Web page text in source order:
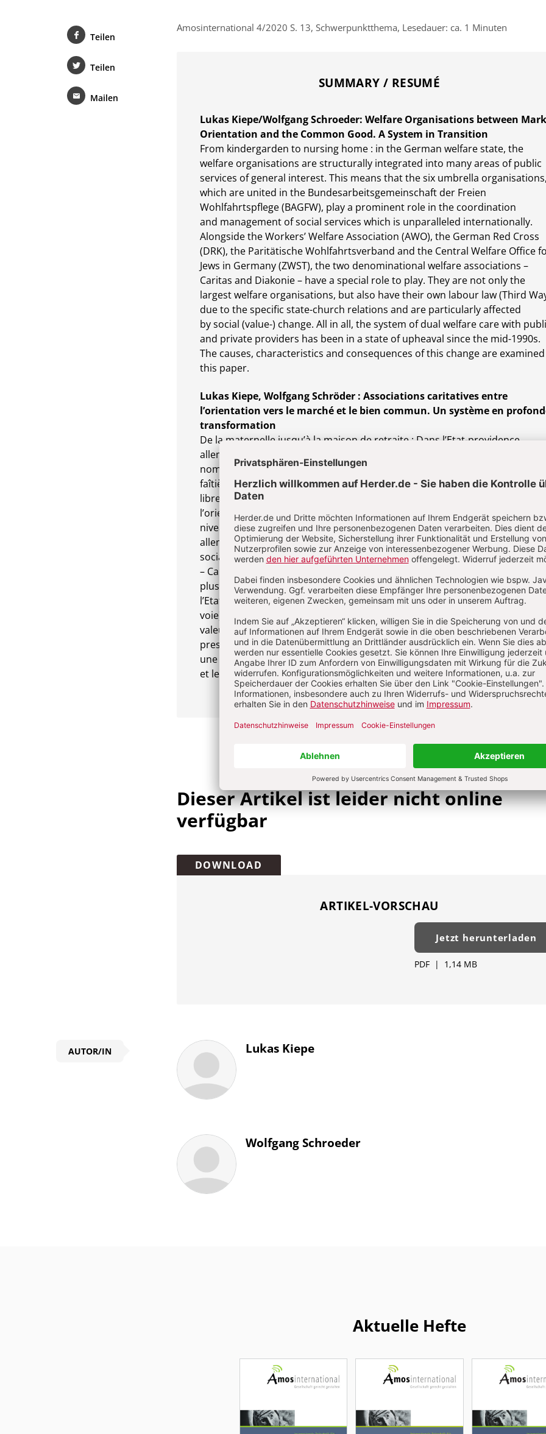
Amosinternational 4/2020 S. 13, Schwerpunktthema, Lesedauer: ca. 1 Minuten
SUMMARY / RESUMÉ
Lukas Kiepe/Wolfgang Schroeder: Welfare Organisations between
Orientation and the Common Good. A System in Transition
From kindergarden to nursing home : in the German welfare state, the
welfare organisations are structurally integrated into many areas of public
services of general interest. This means that the six umbrella organisations,
which are united in the Bundesarbeitsgemeinschaft der Freien
Wohlfahrtspflege (BAGFW), play a prominent role in the coordination
and management of social services which is unparalleled internationally.
Alongside the Workers’ Welfare Association (AWO), the German Red Cross
(DRK), the Paritätische Wohlfahrtsverband and the Central Welfare Office
Jews in Germany (ZWST), the two denominational welfare associations –
Caritas and Diakonie – have a special role to play. They are not only the
largest welfare organisations, but also have their own labour law (Third
due to the specific state-church relations and are particularly affected
by social (value-) change. All in all, the system of dual welfare care with
and private providers has been in a state of upheaval since the mid-1990s.
The causes, characteristics and consequences of this change are
this paper.
Lukas Kiepe, Wolfgang Schröder : Associations caritatives entre
l’orientation vers le marché et le bien commun. Un système en
transformation
De la maternelle jusqu’à la maison de retraite : Dans l’Etat-providence
allemand, les associations caritatives sont structurellement intégrées dans
nombreux services publics d’interêt général. Ainsi, les six organisations
faîtières regroupées dans le Groupe de Travail fédéral de l’Assistance
libre, occupent une place de premier plan dans la coordination et
l’orientation des prestations sociales qui n’a pas d’égal au
niveau international. Outre la Mutualité ouvrière (AWO), la Croix rouge
allemande (DRK),l’Assitance paritaire d’aide sociale et l’Office central d’aide
sociale des Juifs en Allemagne (ZWST), les deux associations
– Caritas et Diakonie – jouent un rôle particulier. Non seulement elles sont
plus grandes associations, mais, en raison des relations spécifiques entre
l’Etat et les Eglises, elles ont également leur propre droit du travail
voie) et sont particulièrement touchées par les changements sociaux (des
valeurs). En résumé, le système de protection sociale coopératif avec des
prestataires publics et privés se trouve, depuis le milieu des années 1990,
une transformation profonde. L’article en examine les causes, les
et les conséquences.
Dieser Artikel ist leider nicht online
verfügbar
Teilen
Teilen
Mailen
DOWNLOAD
ARTIKEL-VORSCHAU
Jetzt herunterladen
PDF | 1,14 MB
AUTOR/IN Lukas Kiepe
Wolfgang Schroeder
Aktuelle Hefte